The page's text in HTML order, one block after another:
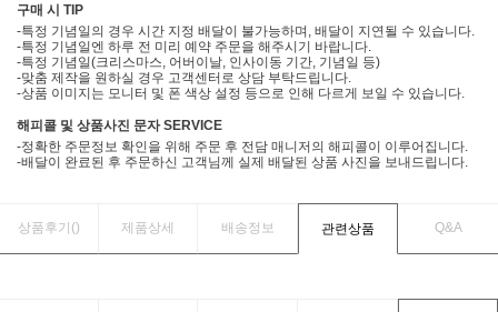
구매 시 TIP
-특정 기념일의 경우 시간 지정 배달이 불가능하며, 배달이 지연될 수 있습니다.
-특정 기념일엔 하루 전 미리 예약 주문을 해주시기 바랍니다.
-특정 기념일(크리스마스, 어버이날, 인사이동 기간, 기념일 등)
-맞춤 제작을 원하실 경우 고객센터로 상담 부탁드립니다.
-상품 이미지는 모니터 및 폰 색상 설정 등으로 인해 다르게 보일 수 있습니다.
해피콜 및 상품사진 문자 SERVICE
-정확한 주문정보 확인을 위해 주문 후 전담 매니저의 해피콜이 이루어집니다.
-배달이 완료된 후 주문하신 고객님께 실제 배달된 상품 사진을 보내드립니다.
상품후기() 제품상세 배송정보 관련상품 Q&A